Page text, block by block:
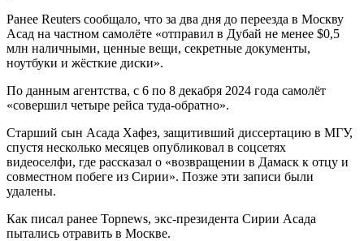
Ранее Reuters сообщало, что за два дня до переезда в Москву
Асад на частном самолёте «отправил в Дубай не менее $0,5
млн наличными, ценные вещи, секретные документы,
ноутбуки и жёсткие диски».
По данным агентства, с 6 по 8 декабря 2024 года самолёт
«совершил четыре рейса туда-обратно».
Старший сын Асада Хафез, защитивший диссертацию в МГУ,
спустя несколько месяцев опубликовал в соцсетях
видеоселфи, где рассказал о «возвращении в Дамаск к отцу и
совместном побеге из Сирии». Позже эти записи были
удалены.
Как писал ранее Topnews, экс-президента Сирии Асада
пытались отравить в Москве.